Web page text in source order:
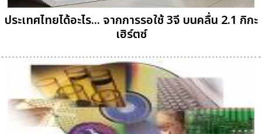
ประเทศไทยได้อะไร... จากการรอใช้ 3จี บนคลื่น 2.1 กิกะ
เฮิร์ตซ์